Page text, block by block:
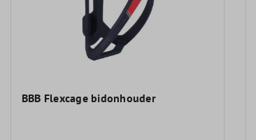
BBB Flexcage bidonhouder